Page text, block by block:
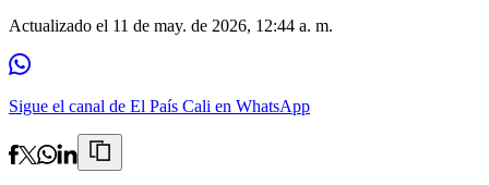
Actualizado el 11 de may. de 2026, 12:44 a. m.
Sigue el canal de El País Cali en WhatsApp